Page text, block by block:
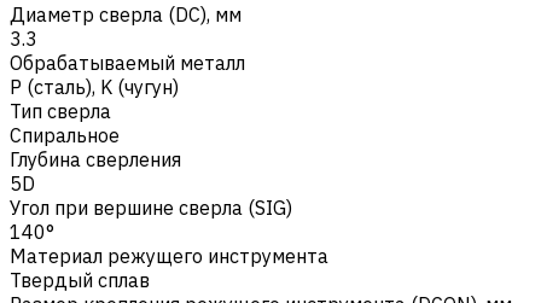
Диаметр сверла (DC), мм
3.3
Обрабатываемый металл
Р (сталь), K (чугун)
Тип сверла
Спиральное
Глубина сверления
5D
Угол при вершине сверла (SIG)
140°
Материал режущего инструмента
Твердый сплав